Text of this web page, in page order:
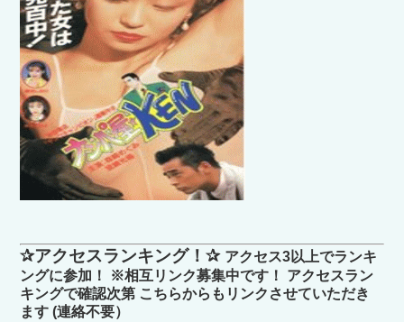
✰アクセスランキング！✰ アクセス3以上でランキ
ングに参加！ ※相互リンク募集中です！ アクセスラン
キングで確認次第 こちらからもリンクさせていただき
ます (連絡不要）